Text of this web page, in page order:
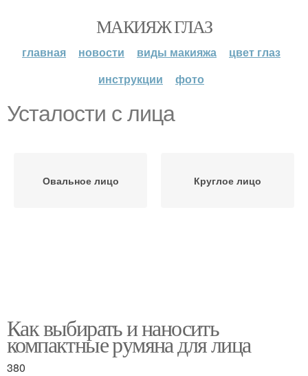
МАКИЯЖ ГЛАЗ
главная новости виды макияжа
цвет глаз
инструкции
фото
Усталости с лица
Овальное лицо Круглое лицо
Как выбирать и наносить
компактные румяна для лица
380